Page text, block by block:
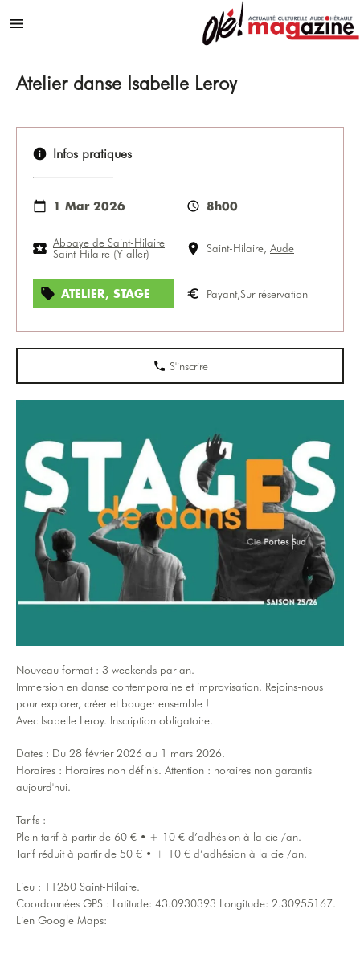
Menu
Atelier danse Isabelle Leroy
Infos pratiques
1 Mar 2026 8h00
Abbaye de Saint-Hilaire
Saint-Hilaire (Y aller) Saint-Hilaire, Aude
ATELIER, STAGE Payant,Sur réservation
S'inscrire
Nouveau format : 3 weekends par an.
Immersion en danse contemporaine et improvisation. Rejoins-nous
pour explorer, créer et bouger ensemble !
Avec Isabelle Leroy. Inscription obligatoire.
Dates : Du 28 février 2026 au 1 mars 2026.
Horaires : Horaires non définis. Attention : horaires non garantis
aujourd'hui.
Tarifs :
Plein tarif à partir de 60 € • + 10 € d’adhésion à la cie /an.
Tarif réduit à partir de 50 € • + 10 € d’adhésion à la cie /an.
Lieu : 11250 Saint-Hilaire.
Coordonnées GPS : Latitude: 43.0930393 Longitude: 2.30955167.
Lien Google Maps: